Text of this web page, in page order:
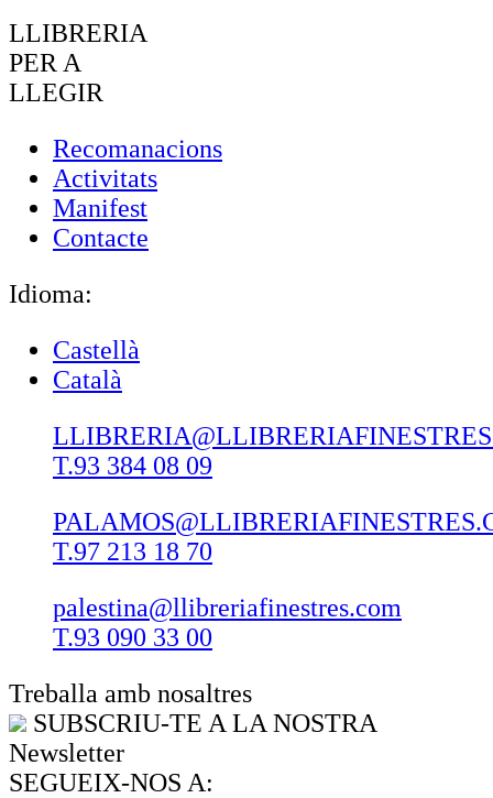
LLIBRERIA
PER A
LLEGIR
Recomanacions
Activitats
Manifest
Contacte
Idioma:
Castellà
Català
T.93 384 08 09
T.97 213 18 70
palestina@llibreriafinestres.com
T.93 090 33 00
Treballa amb nosaltres
SUBSCRIU-TE A LA NOSTRA
Newsletter
SEGUEIX-NOS A: